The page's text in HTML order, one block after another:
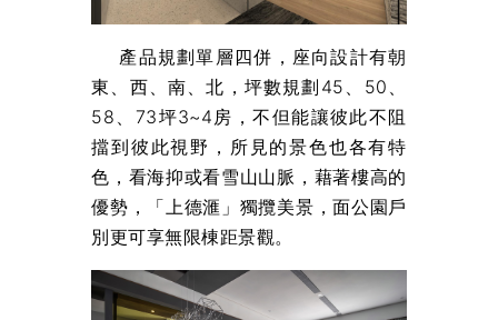
產品規劃單層四併，座向設計有朝
東、西、南、北，坪數規劃45、50、
58、73坪3~4房，不但能讓彼此不阻
擋到彼此視野，所見的景色也各有特
色，看海抑或看雪山山脈，藉著樓高的
優勢，「上德滙」獨攬美景，面公園戶
別更可享無限棟距景觀。